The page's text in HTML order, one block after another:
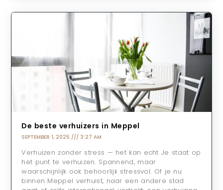
De beste verhuizers in Meppel
SEPTEMBER 1, 2025 3:27 AM
Verhuizen zonder stress — het kan echt Je staat op
het punt te verhuizen. Spannend, maar
waarschijnlijk ook behoorlijk stressvol. Of je nu
binnen Meppel verhuist, naar een andere stad